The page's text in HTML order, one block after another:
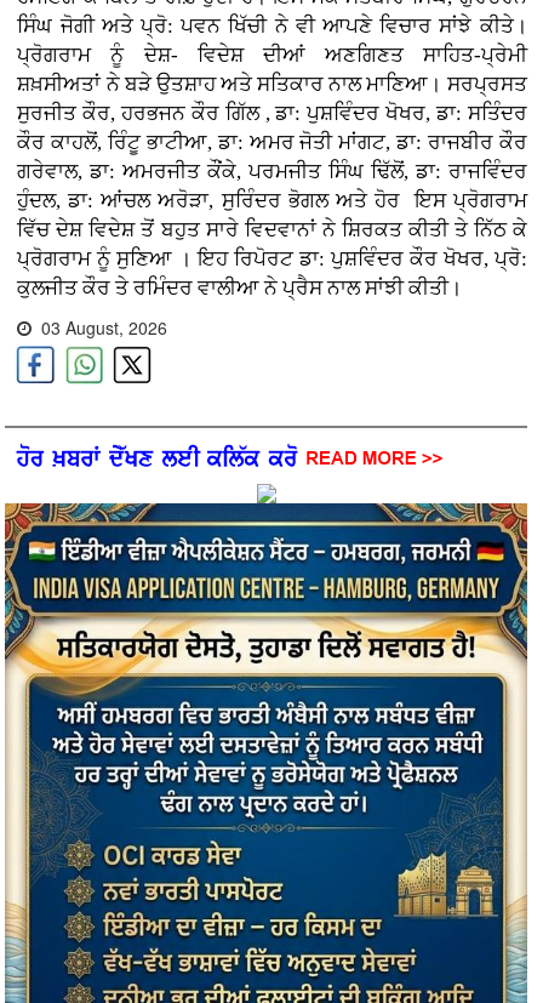
ਸਿੰਘ ਜੋਗੀ ਅਤੇ ਪ੍ਰੋ: ਪਵਨ ਖਿੱਚੀ ਨੇ ਵੀ ਆਪਣੇ ਵਿਚਾਰ ਸਾਂਝੇ ਕੀਤੇ।
ਪ੍ਰੋਗਰਾਮ ਨੂੰ ਦੇਸ਼- ਵਿਦੇਸ਼ ਦੀਆਂ ਅਣਗਿਣਤ ਸਾਹਿਤ-ਪ੍ਰੇਮੀ
ਸ਼ਖ਼ਸੀਅਤਾਂ ਨੇ ਬੜੇ ਉਤਸ਼ਾਹ ਅਤੇ ਸਤਿਕਾਰ ਨਾਲ ਮਾਣਿਆ। ਸਰਪ੍ਰਸਤ
ਸੁਰਜੀਤ ਕੌਰ, ਹਰਭਜਨ ਕੌਰ ਗਿੱਲ , ਡਾ: ਪੁਸ਼ਵਿੰਦਰ ਖੋਖਰ, ਡਾ: ਸਤਿੰਦਰ
ਕੌਰ ਕਾਹਲੋਂ, ਰਿੰਟੂ ਭਾਟੀਆ, ਡਾ: ਅਮਰ ਜੋਤੀ ਮਾਂਗਟ, ਡਾ: ਰਾਜਬੀਰ ਕੌਰ
ਗਰੇਵਾਲ, ਡਾ: ਅਮਰਜੀਤ ਕੌਂਕੇ, ਪਰਮਜੀਤ ਸਿੰਘ ਢਿੱਲੋਂ, ਡਾ: ਰਾਜਵਿੰਦਰ
ਹੁੰਦਲ, ਡਾ: ਆਂਚਲ ਅਰੋੜਾ, ਸੁਰਿੰਦਰ ਭੋਗਲ ਅਤੇ ਹੋਰ ਇਸ ਪ੍ਰੋਗਰਾਮ
ਵਿੱਚ ਦੇਸ਼ ਵਿਦੇਸ਼ ਤੋਂ ਬਹੁਤ ਸਾਰੇ ਵਿਦਵਾਨਾਂ ਨੇ ਸ਼ਿਰਕਤ ਕੀਤੀ ਤੇ ਨਿੱਠ ਕੇ
ਪ੍ਰੋਗਰਾਮ ਨੂੰ ਸੁਣਿਆ । ਇਹ ਰਿਪੋਰਟ ਡਾ: ਪੁਸ਼ਵਿੰਦਰ ਕੌਰ ਖੋਖਰ, ਪ੍ਰੋ:
ਕੁਲਜੀਤ ਕੌਰ ਤੇ ਰਮਿੰਦਰ ਵਾਲੀਆ ਨੇ ਪ੍ਰੈਸ ਨਾਲ ਸਾਂਝੀ ਕੀਤੀ।
03 August, 2026